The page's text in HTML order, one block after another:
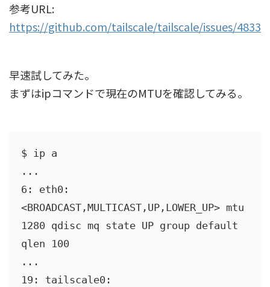
参考URL:
https://github.com/tailscale/tailscale/issues/4833
早速試してみた。
まずはipコマンドで現在のMTUを確認してみる。
$ ip a
...
6: eth0:
<BROADCAST,MULTICAST,UP,LOWER_UP> mtu
1280 qdisc mq state UP group default
qlen 100
...
19: tailscale0: